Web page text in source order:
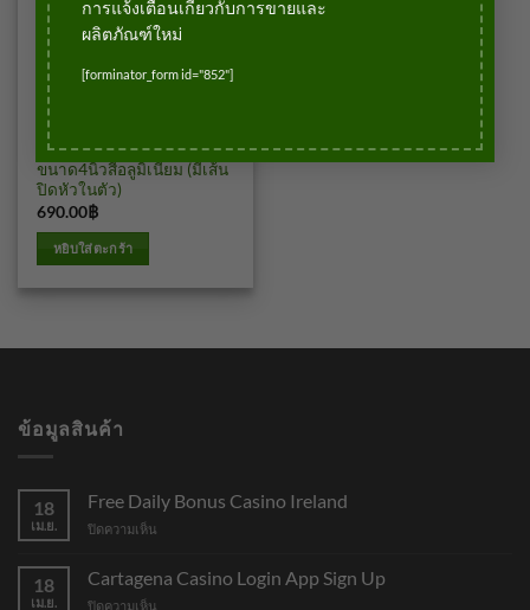
การแจ้งเตือนเกี่ยวกับการขายและ
ผลิตภัณฑ์ใหม่
[forminator_form id="852"]
บัวเชิงผนัง
บัวอลูมิเนียมSK01N
ขนาด4นิ้วสีอลูมิเนียม (มีเส้น
ปิดหัวในตัว)
690.00฿
หยิบใส่ตะกร้า
ข้อมูลสินค้า
18
เม.ย.
Free Daily Bonus Casino Ireland
ปิดความเห็น
Bonus
18
เม.ย.
Cartagena Casino Login App Sign Up
ปิดความเห็น